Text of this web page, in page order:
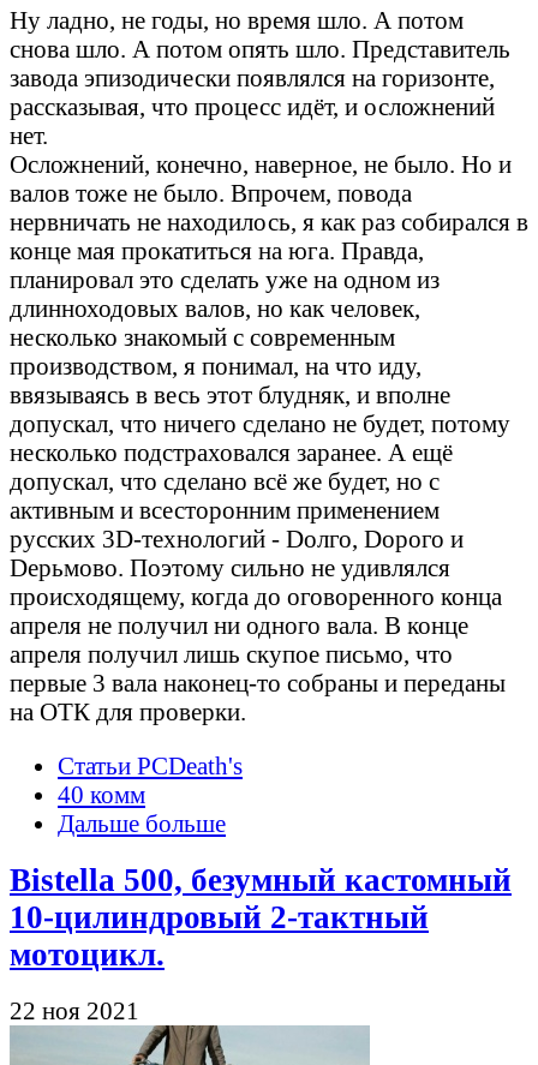
Ну ладно, не годы, но время шло. А потом
снова шло. А потом опять шло. Представитель
завода эпизодически появлялся на горизонте,
рассказывая, что процесс идёт, и осложнений
нет.
Осложнений, конечно, наверное, не было. Но и
валов тоже не было. Впрочем, повода
нервничать не находилось, я как раз собирался в
конце мая прокатиться на юга. Правда,
планировал это сделать уже на одном из
длинноходовых валов, но как человек,
несколько знакомый с современным
производством, я понимал, на что иду,
ввязываясь в весь этот блудняк, и вполне
допускал, что ничего сделано не будет, потому
несколько подстраховался заранее. А ещё
допускал, что сделано всё же будет, но с
активным и всесторонним применением
русских 3D-технологий - Dолго, Dорого и
Dерьмово. Поэтому сильно не удивлялся
происходящему, когда до оговоренного конца
апреля не получил ни одного вала. В конце
апреля получил лишь скупое письмо, что
первые 3 вала наконец-то собраны и переданы
на ОТК для проверки.
Статьи PCDeath's
40 комм
Дальше больше
Bistella 500, безумный кастомный
10-цилиндровый 2-тактный
мотоцикл.
22 ноя 2021